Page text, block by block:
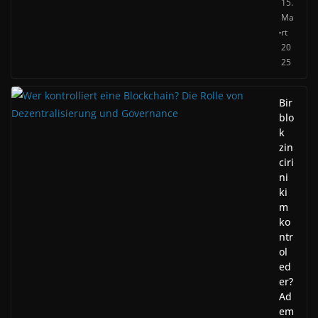
15.
Ma
rt
20
25
Bir
blo
k
zin
ciri
ni
ki
m
ko
ntr
ol
ed
er?
Ad
em